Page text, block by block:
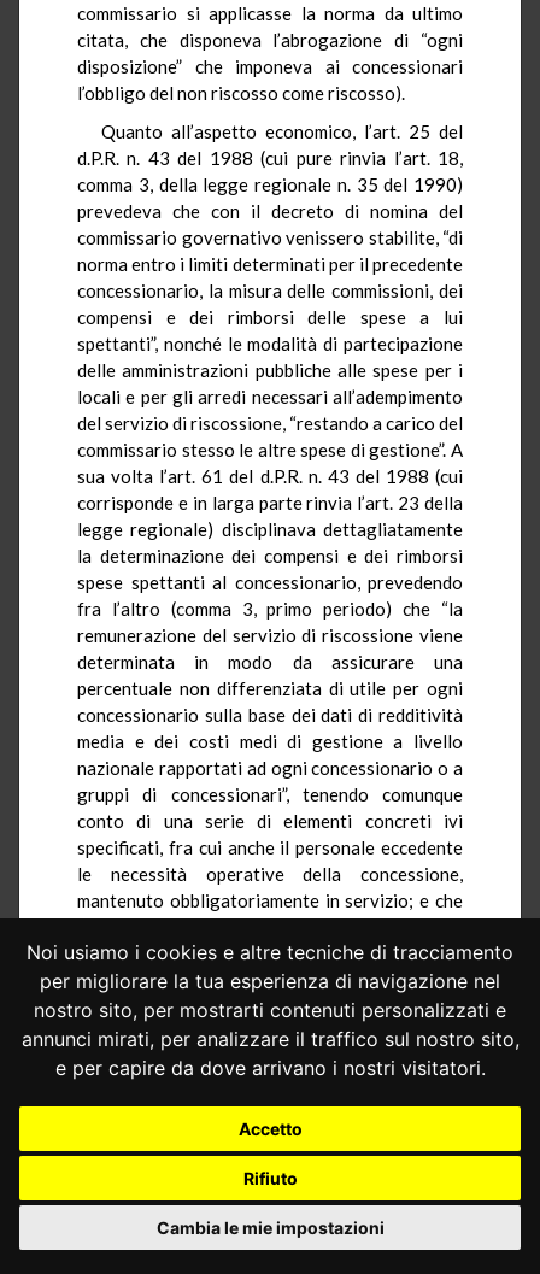
Noi usiamo i cookies e altre tecniche di tracciamento
per migliorare la tua esperienza di navigazione nel
nostro sito, per mostrarti contenuti personalizzati e
annunci mirati, per analizzare il traffico sul nostro sito,
e per capire da dove arrivano i nostri visitatori.
Accetto
Rifiuto
Cambia le mie impostazioni
commissario si applicasse la norma da ultimo
citata, che disponeva l’abrogazione di “ogni
disposizione” che imponeva ai concessionari
l’obbligo del non riscosso come riscosso).
Quanto all’aspetto economico, l’art. 25 del
d.P.R. n. 43 del 1988 (cui pure rinvia l’art. 18,
comma 3, della legge regionale n. 35 del 1990)
prevedeva che con il decreto di nomina del
commissario governativo venissero stabilite, “di
norma entro i limiti determinati per il precedente
concessionario, la misura delle commissioni, dei
compensi e dei rimborsi delle spese a lui
spettanti”, nonché le modalità di partecipazione
delle amministrazioni pubbliche alle spese per i
locali e per gli arredi necessari all’adempimento
del servizio di riscossione, “restando a carico del
commissario stesso le altre spese di gestione”. A
sua volta l’art. 61 del d.P.R. n. 43 del 1988 (cui
corrisponde e in larga parte rinvia l’art. 23 della
legge regionale) disciplinava dettagliatamente
la determinazione dei compensi e dei rimborsi
spese spettanti al concessionario, prevedendo
fra l’altro (comma 3, primo periodo) che “la
remunerazione del servizio di riscossione viene
determinata in modo da assicurare una
percentuale non differenziata di utile per ogni
concessionario sulla base dei dati di redditività
media e dei costi medi di gestione a livello
nazionale rapportati ad ogni concessionario o a
gruppi di concessionari”, tenendo comunque
conto di una serie di elementi concreti ivi
specificati, fra cui anche il personale eccedente
le necessità operative della concessione,
mantenuto obbligatoriamente in servizio; e che
voci, in parte a carico dell’amministrazione e in
parte a carico dei contribuenti, fra cui (comma 3,
lettera
d) “un compenso in cifra fissa per ciascun
abitante servito, differenziato per ogni ambito
territoriale e determinato in relazione al
prevedibile ammontare delle commissioni, dei
compensi, dei rimborsi spese e degli interessi di
mora spettanti ai concessionari (…) al fine di
criteri previsti dal citato primo periodo dello
stesso comma 3. A sua volta, il comma 8 dell’art.
61 stabiliva che “al fine di assicurare la